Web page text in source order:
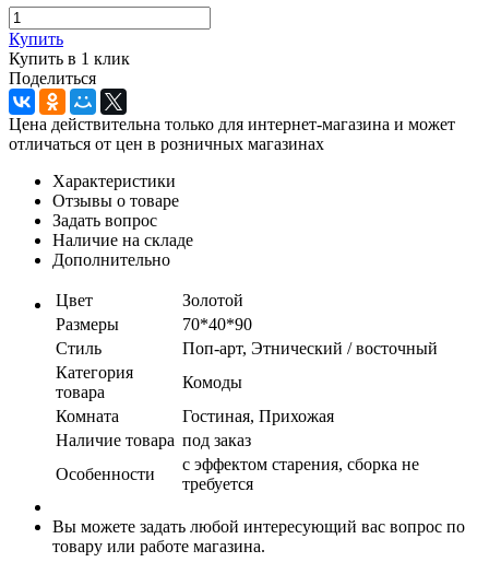
Купить
Купить в 1 клик
Поделиться
Цена действительна только для интернет-магазина и может
отличаться от цен в розничных магазинах
Характеристики
Отзывы о товаре
Задать вопрос
Наличие на складе
Дополнительно
Цвет
Золотой
Размеры
70*40*90
Стиль
Поп-арт, Этнический / восточный
Категория
товара
Комоды
Комната
Гостиная, Прихожая
Наличие товара под заказ
Особенности
с эффектом старения, сборка не
требуется
Вы можете задать любой интересующий вас вопрос по
товару или работе магазина.